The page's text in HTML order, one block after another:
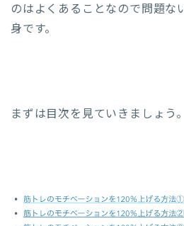
のはよくあることなので問題な
身です。
まずは目次を見ていきましょう。